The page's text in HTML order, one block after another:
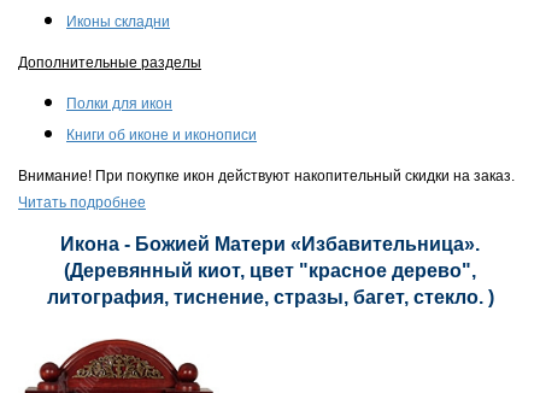
Иконы складни
Дополнительные разделы
Полки для икон
Книги об иконе и иконописи
Внимание! При покупке икон действуют накопительный скидки на заказ.
Читать подробнее
Икона - Божией Матери «Избавительница».
(Деревянный киот, цвет "красное дерево",
литография, тиснение, стразы, багет, стекло. )